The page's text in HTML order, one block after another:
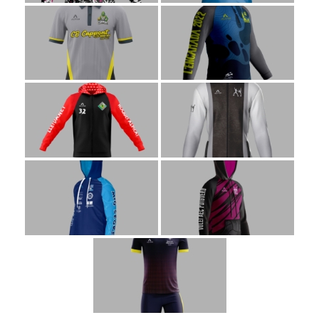
ALTAN QR
TRABAJOS REALIZADOS